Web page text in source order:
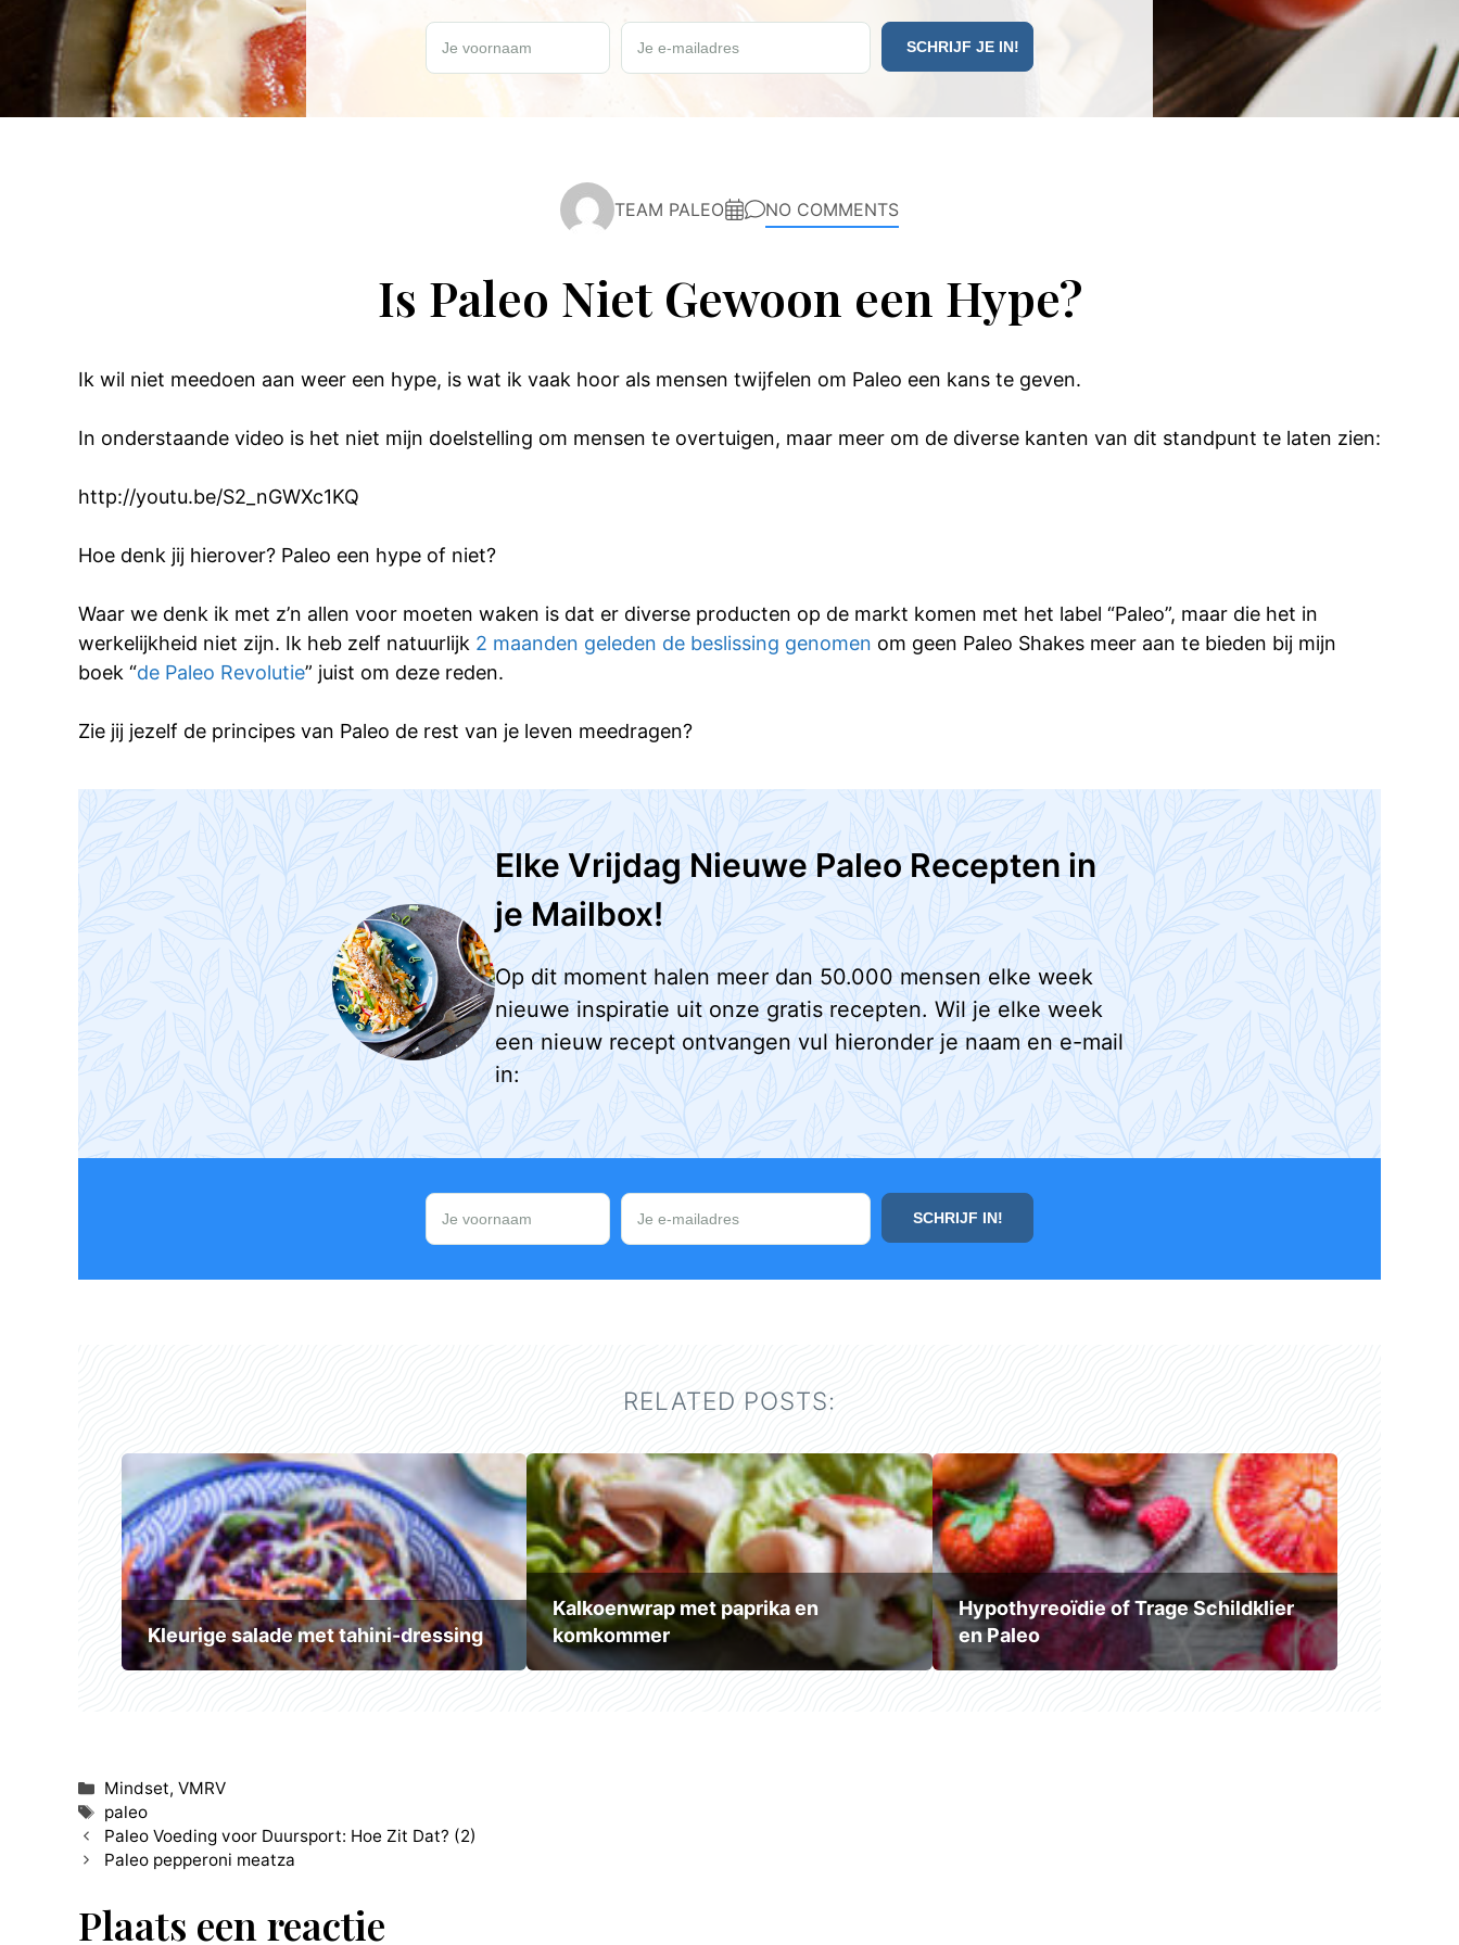
TEAM PALEO NO COMMENTS
Is Paleo Niet Gewoon een Hype?
Ik wil niet meedoen aan weer een hype, is wat ik vaak hoor als mensen twijfelen om Paleo een kans te geven.
In onderstaande video is het niet mijn doelstelling om mensen te overtuigen, maar meer om de diverse kanten van dit standpunt te laten zien:
http://youtu.be/S2_nGWXc1KQ
Hoe denk jij hierover? Paleo een hype of niet?
Waar we denk ik met z’n allen voor moeten waken is dat er diverse producten op de markt komen met het label “Paleo”, maar die het in
werkelijkheid niet zijn. Ik heb zelf natuurlijk 2 maanden geleden de beslissing genomen om geen Paleo Shakes meer aan te bieden bij mijn
boek “de Paleo Revolutie” juist om deze reden.
Zie jij jezelf de principes van Paleo de rest van je leven meedragen?
Elke Vrijdag Nieuwe Paleo Recepten in
je Mailbox!
Op dit moment halen meer dan 50.000 mensen elke week
nieuwe inspiratie uit onze gratis recepten. Wil je elke week
een nieuw recept ontvangen vul hieronder je naam en e-mail
in:
RELATED POSTS:
Kleurige salade met tahini-dressing
Kalkoenwrap met paprika en
komkommer
Hypothyreoïdie of Trage Schildklier
en Paleo
Categorieën
Mindset,VMRV
Tags
paleo
Paleo Voeding voor Duursport: Hoe Zit Dat? (2)
Paleo pepperoni meatza
Plaats een reactie